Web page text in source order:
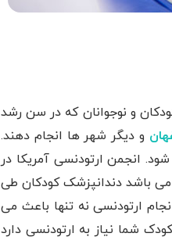
و نوجوانان که در سن رشد
و دیگر شهر ها انجام دهند.
انجمن ارتودنسی آمریکا در
شود. قابل ذکر می باشد دندانپزشک کودکان طی
ارتودنسی نه تنها باعث می
شما نیاز به ارتودنسی دارد